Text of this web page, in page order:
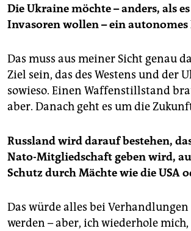
Die Ukraine möchte – anders, als
Invasoren wollen – ein autonomes
Das muss aus meiner Sicht genau
Ziel sein, das des Westens und der
sowieso. Einen Waffenstillstand
aber. Danach geht es um die
Russland wird darauf bestehen,
Nato-Mitgliedschaft geben wird,
Schutz durch Mächte wie die USA
Das würde alles bei
werden – aber, ich wiederhole mich,